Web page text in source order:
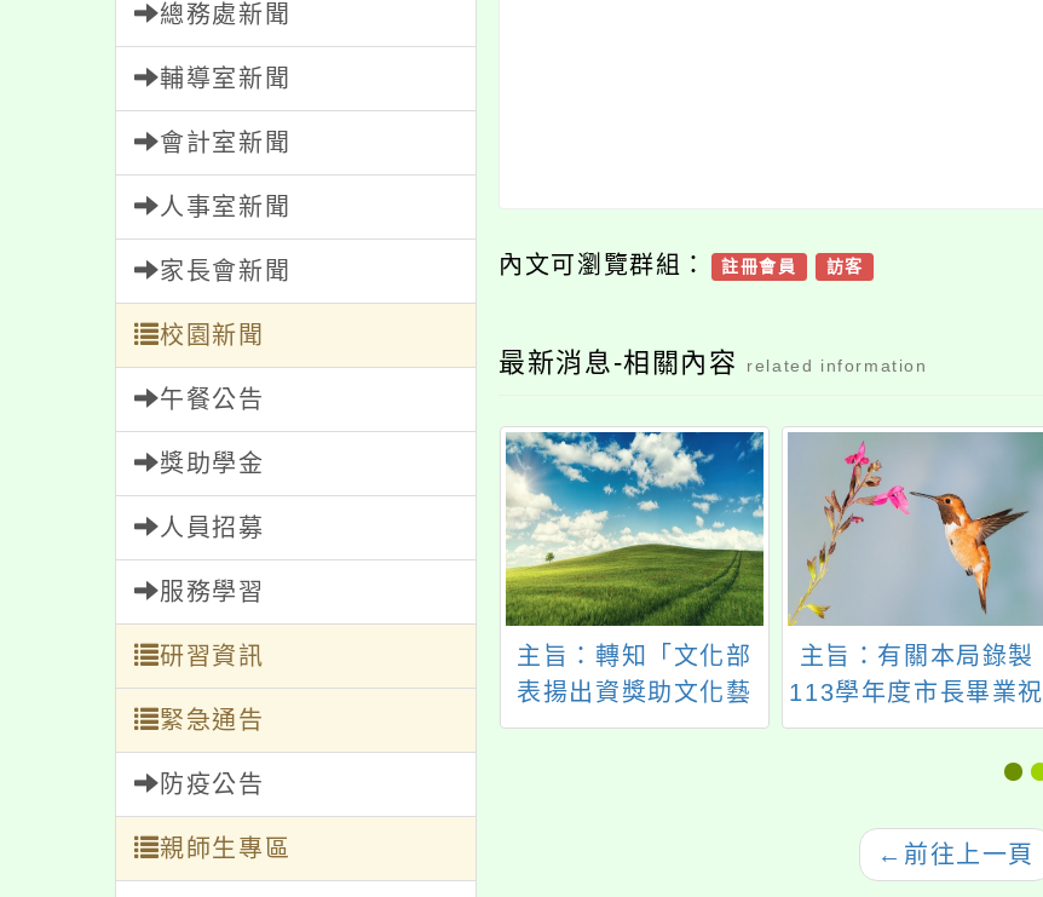
總務處新聞
輔導室新聞
會計室新聞
人事室新聞
家長會新聞
校園新聞
午餐公告
獎助學金
人員招募
服務學習
研習資訊
緊急通告
防疫公告
親師生專區
內文可瀏覽群組： 註冊會員 訪客
最新消息-相關內容 related information
生福利部製作
護宣導素材，
宣導身心暴力
兒少之不利影
，請查照。
轉知本府為強化落實
公職人員利益衝突迴
避法第14條有關補助
及交易案件之公告及
主旨：轉知「文化部
表揚出資獎助文化藝
術工作者及事業辦
主旨：有關本局錄製
113學年度市長畢業祝
福影片一案，請查
← 前往上一頁